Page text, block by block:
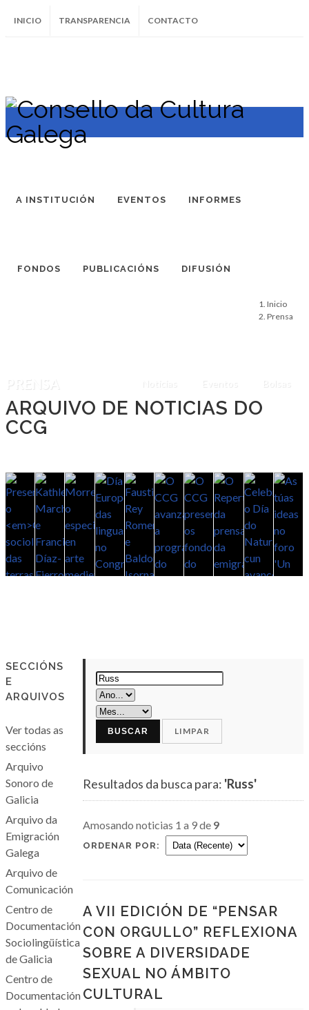
INICIO TRANSPARENCIA CONTACTO
InstagramFacebookTwitter Soundcloud
Youtube
A INSTITUCIÓN EVENTOS INFORMES
FONDOS PUBLICACIÓNS DIFUSIÓN
PRENSA
ARQUIVO DE NOTICIAS DO
CCG
Inicio
Prensa
SECCIÓNS
E
ARQUIVOS
Ver todas as
seccións
Arquivo
Sonoro de
Galicia
Arquivo da
Emigración
Galega
Arquivo de
Comunicación
Centro de
Documentación
Sociolingüística
de Galicia
Centro de
Documentación
BUSCAR LIMPAR
Resultados da busca para: 'Russ'
Amosando noticias 1 a 9 de 9
ORDENAR POR:
A VII EDICIÓN DE “PENSAR
CON ORGULLO” REFLEXIONA
SOBRE A DIVERSIDADE
SEXUAL NO ÁMBITO
CULTURAL